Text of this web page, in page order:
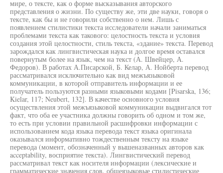
мире, о тексте, как о форме высказывания авторского
представления о жизни. По существу же, эти две науки, говоря о
тексте, как бы и не говорили собственно о нем. Лишь с
появлением стилистики текста исследователи начали заниматься
проблемами текста как такового: целостность текста и условия
создания этой целостности, стиль текста, «здание» текста. Перевод
зарождался как лингвистическая наука и долгое время оставался
повернутым более на язык, чем на текст (А. Швейцер, А.
Федоров). В работах А.Писарской, Б. Келар, А. Нойберта перевод
рассматривался исключительно как вид межъязыковой
коммуникации, в которой отправитель информации и ее
получатель пользуются разными языковыми кодами [Pisarska, 136;
Kielar, 117; Neubert, 132]. В качестве основного условия
осуществления этой межъязыковой коммуникации выдвигался тот
факт, что оба ее участника должны говорить об одном и том же,
то есть при условии правильной расшифровки информации с
использованием кода языка перевода текст языка оригинала
оказывался информативно тождественным тексту на языке
перевода (момент, обозначенный у вышеназванных авторов как
acceptability, восприятие текста). Лингвистический перевод
рассматривал текст как носителя информации (лексические и
грамматические значения слов, общеязыковые стилистические